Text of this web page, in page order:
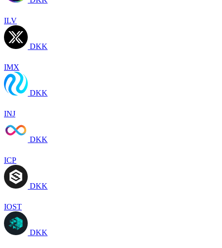
ILV
DKK
IMX
DKK
INJ
DKK
ICP
DKK
IOST
DKK